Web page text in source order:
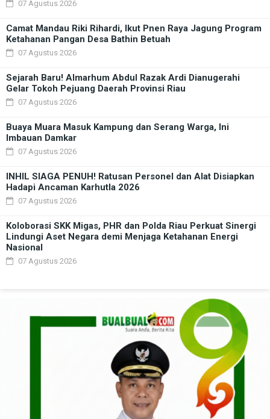
07 Agustus 2026
Camat Mandau Riki Rihardi, Ikut Pnen Raya Jagung Program
Ketahanan Pangan Desa Bathin Betuah
07 Agustus 2026
Sejarah Baru! Almarhum Abdul Razak Ardi Dianugerahi
Gelar Tokoh Pejuang Daerah Provinsi Riau
07 Agustus 2026
Buaya Muara Masuk Kampung dan Serang Warga, Ini
Imbauan Damkar
07 Agustus 2026
INHIL SIAGA PENUH! Ratusan Personel dan Alat Disiapkan
Hadapi Ancaman Karhutla 2026
07 Agustus 2026
Koloborasi SKK Migas, PHR dan Polda Riau Perkuat Sinergi
Lindungi Aset Negara demi Menjaga Ketahanan Energi
Nasional
07 Agustus 2026